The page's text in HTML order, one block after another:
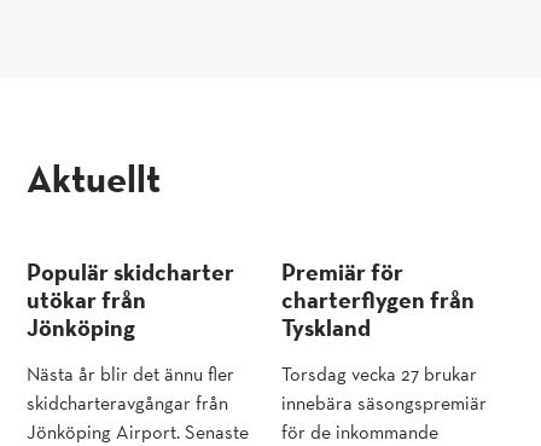
aktuellt
Populär skidcharter
utökar från
Jönköping
Nästa år blir det ännu fler
skidcharteravgångar från
Jönköping Airport. Senaste
Premiär för
charterflygen från
Tyskland
Torsdag vecka 27 brukar
innebära säsongspremiär
för de inkommande